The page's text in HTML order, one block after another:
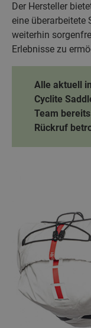
Der Hersteller
eine überarbeitete
weiterhin
Erlebnisse zu
Alle aktuell
Cyclite
Team
Rückruf